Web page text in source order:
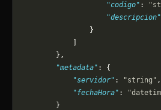
                    "codigo"
:
                    "descripcion"
                }
        },
        "metadata"
: {
            "servidor"
: "string" ,
            "fechaHora"
:
        }